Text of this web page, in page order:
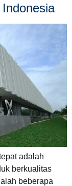
adalah
berkualitas
beberapa